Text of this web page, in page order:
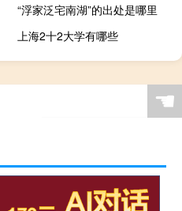
“浮家泛宅南湖”的出处是哪里
上海2十2大学有哪些
☚